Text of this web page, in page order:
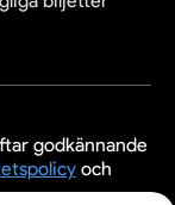
godkännande
och